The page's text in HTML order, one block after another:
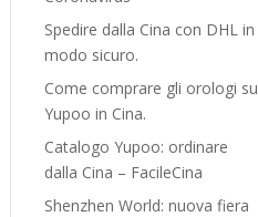
Spedire dalla Cina con DHL in
modo sicuro.
Come comprare gli orologi su
Yupoo in Cina.
Catalogo Yupoo: ordinare
dalla Cina – FacileCina
Shenzhen World: nuova fiera